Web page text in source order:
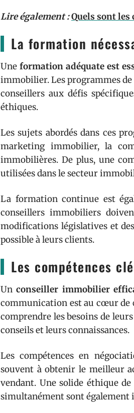
Lire également :Quels sont
La formation
Une formation adéquate est
immobilier. Les programmes
conseillers aux défis
éthiques.
Les sujets abordés dans ces
marketing immobilier, la
immobilières. De plus, une
utilisées dans le secteur
La formation continue est
conseillers immobiliers
modifications législatives et
possible à leurs clients.
Les compétences
Unconseiller immobilier
communication est au cœur de
comprendre les besoins de
conseils et leurs connaissances.
Les compétences en
souvent à obtenir le meilleur
vendant. Une solide éthique
simultanément sont également